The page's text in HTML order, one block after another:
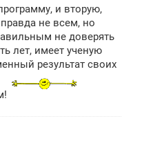
и вторую,
не всем, но
не доверять
лет, имеет ученую
результат своих